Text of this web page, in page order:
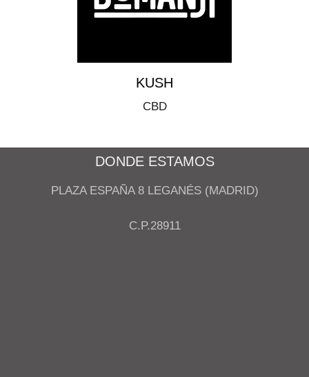
KUSH
CBD
DONDE ESTAMOS
PLAZA ESPAÑA 8 LEGANÉS (MADRID)
C.P.28911